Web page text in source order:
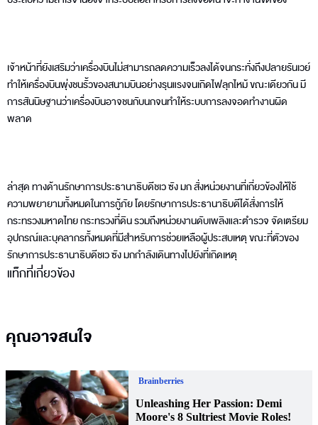
เจ้าหน้าที่ยังเสริมว่าเครื่องบินไม่สามารถลดความเร็วลงได้จนกระทั่งถึงปลายรันเวย์
ทำให้เครื่องบินพุ่งชนรั้วของสนามบินอย่างรุนแรงจนเกิดไฟลุกไหม้ ขณะเดียวกัน มี
การสันนิษฐานว่าเครื่องบินอาจชนกับนกจนทำให้ระบบการลงจอดทำงานผิด
พลาด
ล่าสุด ทางด้านรักษาการประธานาธิบดีชเว ซัง มก สั่งหน่วยงานที่เกี่ยวข้องให้ใช้
ความพยายามทั้งหมดในการกู้ภัย โดยรักษาการประธานาธิบดีได้สั่งการให้
กระทรวงมหาดไทย กระทรวงที่ดิน รวมถึงหน่วยงานดับเพลิงและตำรวจ จัดเตรียม
อุปกรณ์และบุคลากรทั้งหมดที่มีสำหรับการช่วยเหลือผู้ประสบเหตุ ขณะที่ตัวของ
รักษาการประธานาธิบดีชเว ซัง มกกำลังเดินทางไปยังที่เกิดเหตุ
แท็กที่เกี่ยวข้อง
คุณอาจสนใจ